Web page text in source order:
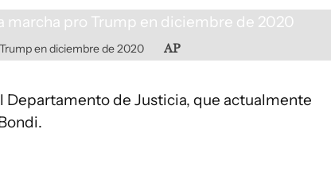
en diciembre de 2020 AP
Departamento de Justicia, que actualmente